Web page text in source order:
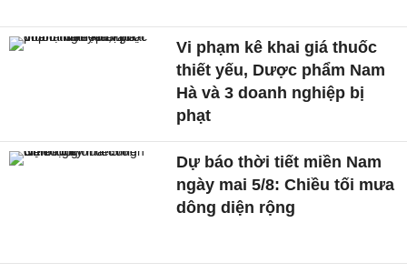
Vi phạm kê khai giá thuốc
thiết yếu, Dược phẩm Nam
Hà và 3 doanh nghiệp bị
phạt
Dự báo thời tiết miền Nam
ngày mai 5/8: Chiều tối mưa
dông diện rộng